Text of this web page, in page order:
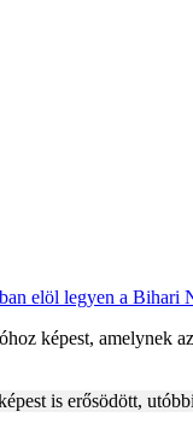
elöl legyen a Bihari
képest, amelynek
is erősödött,